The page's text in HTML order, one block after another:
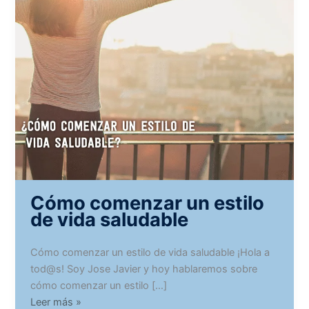
Cómo comenzar un estilo
de vida saludable
Cómo comenzar un estilo de vida saludable ¡Hola a
tod@s! Soy Jose Javier y hoy hablaremos sobre
cómo comenzar un estilo […]
Cómo
Leer más »